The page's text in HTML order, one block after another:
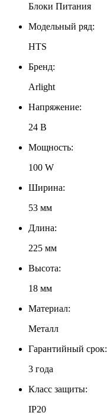
Блоки Питания
Модельный ряд:
HTS
Бренд:
Arlight
Напряжение:
24 В
Мощность:
100 W
Ширина:
53 мм
Длина:
225 мм
Высота:
18 мм
Материал:
Металл
Гарантийный срок:
3 года
Класс защиты:
IP20